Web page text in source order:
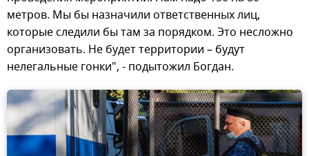
метров. Мы бы назначили ответственных лиц,
которые следили бы там за порядком. Это несложно
организовать. Не будет территории – будут
нелегальные гонки", - подытожил Богдан.